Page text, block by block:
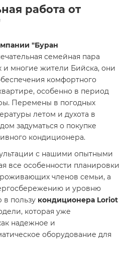
работа от
"Буран
семейная пара
и многие жители Бийска, они
комфортного
особенно в период
Перемены в погодных
летом и духота в
задуматься о покупке
кондиционера.
с нашими опытными
все особенности планировки
членов семьи, а
и уровню
пользу кондиционера Loriot
которая уже
надежное и
оборудование для